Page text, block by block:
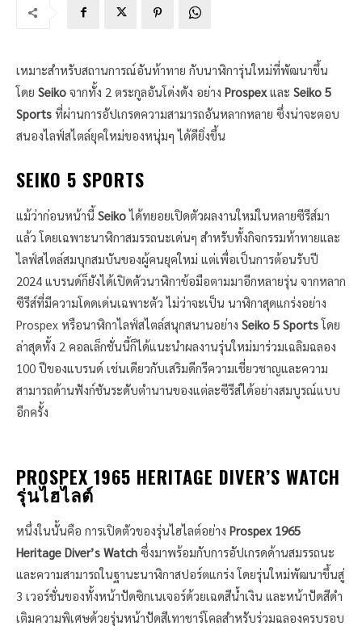
เหมาะสำหรับสถานการณ์อันท้าทาย กับนาฬิการุ่นใหม่ที่พัฒนาขึ้น
โดย Seiko จากทั้ง 2 ตระกูลอันโด่งดัง อย่าง Prospexและ Seiko 5
Sports ที่ผ่านการอัปเกรดความสามารถอันหลากหลาย ซึ่งน่าจะตอบ
สนองไลฟ์สไตล์ยุคใหม่ของหนุ่มๆ ได้ดียิ่งขึ้น
SEIKO 5 SPORTS
แม้ว่าก่อนหน้านี้ Seikoได้ทยอยเปิดตัวผลงานใหม่ในหลายซีรีส์มา
แล้ว โดยเฉพาะนาฬิกาสมรรถนะเด่นๆ สำหรับทั้งกิจกรรมท้าทายและ
ไลฟ์สไตล์สมบุกสมบันของผู้คนยุคใหม่ แต่เพื่อเป็นการต้อนรับปี
2024 แบรนด์ก็ยังได้เปิดตัวนาฬิกาข้อมือตามมาอีกหลายรุ่น จากหลาก
ซีรีส์ที่มีความโดดเด่นเฉพาะตัว ไม่ว่าจะเป็น นาฬิกาสุดแกร่งอย่าง
Prospex หรือนาฬิกาไลฟ์สไตล์สนุกสนานอย่าง Seiko 5 Sportsโดย
ล่าสุดทั้ง 2 คอลเล็กชั่นนี้ก็ได้แนะนำผลงานรุ่นใหม่มาร่วมเฉลิมฉลอง
100 ปีของแบรนด์ เช่นเดียวกับเสริมดีกรีความเชี่ยวชาญและความ
สามารถด้านฟังก์ชันระดับตำนานของแต่ละซีรีส์ได้อย่างสมบูรณ์แบบ
อีกครั้ง
PROSPEX 1965 HERITAGE DIVER’S WATCH
รุ่นไฮไลต์
หนึ่งในนั้นคือ การเปิดตัวของรุ่นไฮไลต์อย่าง Prospex 1965
Heritage Diver’s Watch ซึ่งมาพร้อมกับการอัปเกรดด้านสมรรถนะ
และความสามารถในฐานะนาฬิกาสปอร์ตแกร่ง โดยรุ่นใหม่พัฒนาขึ้นสู่
3 เวอร์ชั่นของทั้งหน้าปัดซิกเนเจอร์ด้วยเฉดสีน้ำเงิน และหน้าปัดสีดำ
เติมความพิเศษด้วยรุ่นหน้าปัดสีเทาชาร์โคลสำหรับร่วมฉลองครบรอบ